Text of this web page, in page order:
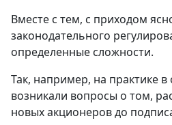
Вместе с тем, с приходом
законодательного
определенные сложности.
Так, например, на практике
возникали вопросы о том,
новых акционеров до